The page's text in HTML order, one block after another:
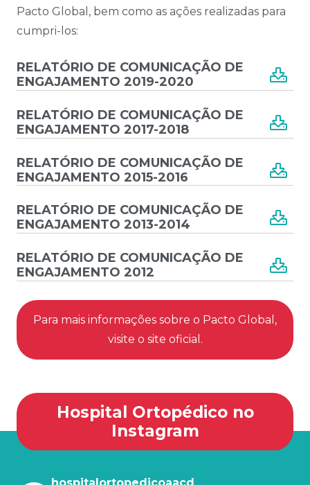
Pacto Global, bem como as ações realizadas para
cumpri-los:
RELATÓRIO DE COMUNICAÇÃO DE
ENGAJAMENTO 2019-2020
RELATÓRIO DE COMUNICAÇÃO DE
ENGAJAMENTO 2017-2018
RELATÓRIO DE COMUNICAÇÃO DE
ENGAJAMENTO 2015-2016
RELATÓRIO DE COMUNICAÇÃO DE
ENGAJAMENTO 2013-2014
RELATÓRIO DE COMUNICAÇÃO DE
ENGAJAMENTO 2012
Para mais informações sobre o Pacto Global,
visite o site oficial .
Hospital Ortopédico no
Instagram